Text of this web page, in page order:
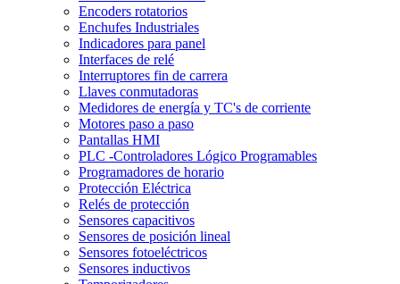
Encoders rotatorios
Enchufes Industriales
Indicadores para panel
Interfaces de relé
Interruptores fin de carrera
Llaves conmutadoras
Medidores de energía y TC's de corriente
Motores paso a paso
Pantallas HMI
PLC -Controladores Lógico Programables
Programadores de horario
Protección Eléctrica
Relés de protección
Sensores capacitivos
Sensores de posición lineal
Sensores fotoeléctricos
Sensores inductivos